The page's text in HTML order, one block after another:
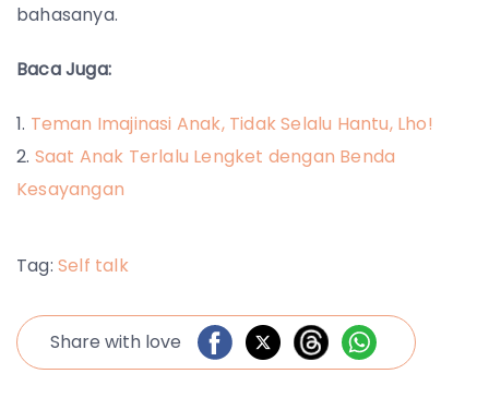
bahasanya.
Baca Juga:
Teman Imajinasi Anak, Tidak Selalu Hantu, Lho!
Saat Anak Terlalu Lengket dengan Benda
Kesayangan
Tag: Self talk
Share with love